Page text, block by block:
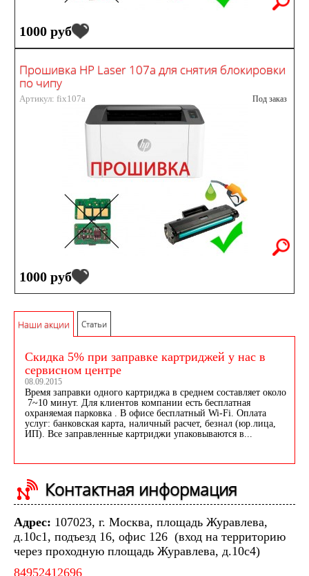
1000 руб
Прошивка HP Laser 107a для снятия блокировки
по чипу
Артикул: fix107a Под заказ
1000 руб
Наши акции
Скидка 5% при заправке картриджей у нас в
сервисном центре
08.09.2015
Время заправки одного картриджа в среднем составляет около
7~10 минут. Для клиентов компании есть бесплатная
охраняемая парковка . В офисе бесплатный Wi-Fi. Оплата
услуг: банковская карта, наличный расчет, безнал (юр.лица,
ИП). Все заправленные картриджи упаковываются в...
Статьи
Контактная информация
Адрес: 107023, г. Москва, площадь Журавлева,
д.10с1, подъезд 16, офис 126 (вход на территорию
через проходную площадь Журавлева, д.10с4)
84952412696